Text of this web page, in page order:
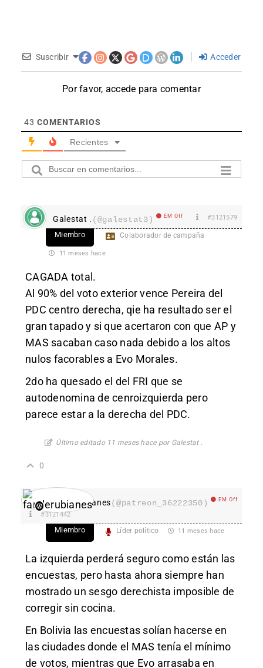
Suscribir Acceder
Por favor, accede para comentar
43 COMENTARIOS
Recientes
Galestat . (@galestat3) EM Off #3121579
Miembro Colaborador de campaña
11 meses hace
CAGADA total.
Al 90% del voto exterior vence Pereira del
PDC centro derecha, qie ha resultado ser el
gran tapado y si que acertaron con que AP y
MAS sacaban caso nada debido a los altos
nulos facorables a Evo Morales.
2do ha quesado el del FRI que se
autodenomina de cenroizquierda pero
parece estar a la derecha del PDC.
Último editado 11 meses hace por Galestat .
0
fanderubianes(@patreon_36222350) EM Off
#3121442
Miembro Líder político 11 meses hace
La izquierda perderá seguro como están las
encuestas, pero hasta ahora siempre han
mostrado un sesgo derechista imposible de
corregir sin cocina.
En Bolivia las encuestas solían hacerse en
las ciudades donde el MAS tenía el mínimo
de votos, mientras que Evo arrasaba en